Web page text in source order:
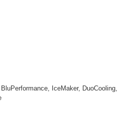
IceMaker, DuoCooling,